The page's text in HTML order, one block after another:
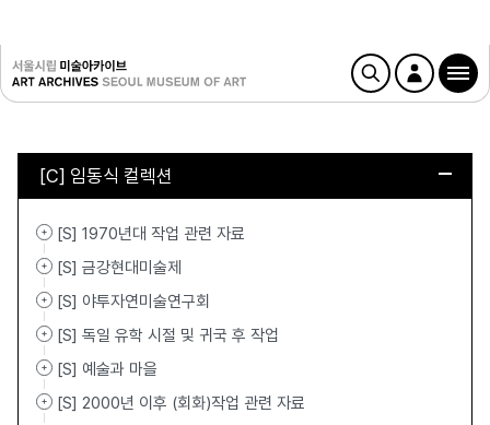
[C] 임동식 컬렉션
[S] 1970년대 작업 관련 자료
[S] 금강현대미술제
[S] 야투자연미술연구회
[S] 독일 유학 시절 및 귀국 후 작업
[S] 예술과 마을
[S] 2000년 이후 (회화)작업 관련 자료